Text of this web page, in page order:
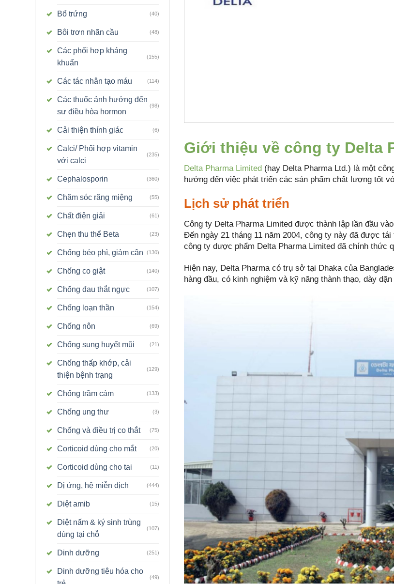
Bổ trứng (40)
Bôi trơn nhãn cầu (48)
Các phối hợp kháng
khuẩn
(155)
Các tác nhân tạo máu (114)
Các thuốc ảnh hưởng đến
sự điều hòa hormon
(98)
Cải thiện thính giác (6)
Calci/ Phối hợp vitamin
với calci
(235)
Cephalosporin (360)
Chăm sóc răng miệng (55)
Chất điện giải (61)
Chẹn thu thể Beta (23)
Chống béo phì, giảm cân (130)
Chống co giật (140)
Chống đau thắt ngực (107)
Chống loạn thần (154)
Chống nôn (69)
Chống sung huyết mũi (21)
Chống thấp khớp, cải
thiện bệnh trạng
(129)
Chống trầm cảm (133)
Chống ung thư (3)
Chống và điều trị co thắt (75)
Corticoid dùng cho mắt (20)
Corticoid dùng cho tai (11)
Dị ứng, hệ miễn dịch (444)
Diệt amib (15)
Diệt nấm & ký sinh trùng
dùng tại chỗ
(107)
Dinh dưỡng (251)
Dinh dưỡng tiêu hóa cho
(49)
Giới thiệu về công ty Delta
Delta Pharma Limited(hay Delta Pharma Ltd.) là một
hướng đến việc phát triển các sản phẩm chất lượng tốt
Lịch sử phát triển
Công ty Delta Pharma Limited được thành lập lần đầu
Đến ngày 21 tháng 11 năm 2004, công ty này đã được
công ty dược phẩm Delta Pharma Limited đã chính thức
Hiện nay, Delta Pharma có trụ sở tại Dhaka của
hàng đầu, có kinh nghiệm và kỹ năng thành thạo, dày